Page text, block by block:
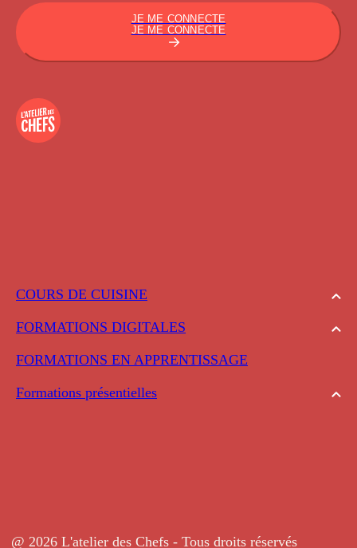
COURS DE CUISINE
FORMATIONS DIGITALES
FORMATIONS EN APPRENTISSAGE
Formations présentielles
JE ME CONNECTE
JE ME CONNECTE
@ 2026 L'atelier des Chefs - Tous droits réservés